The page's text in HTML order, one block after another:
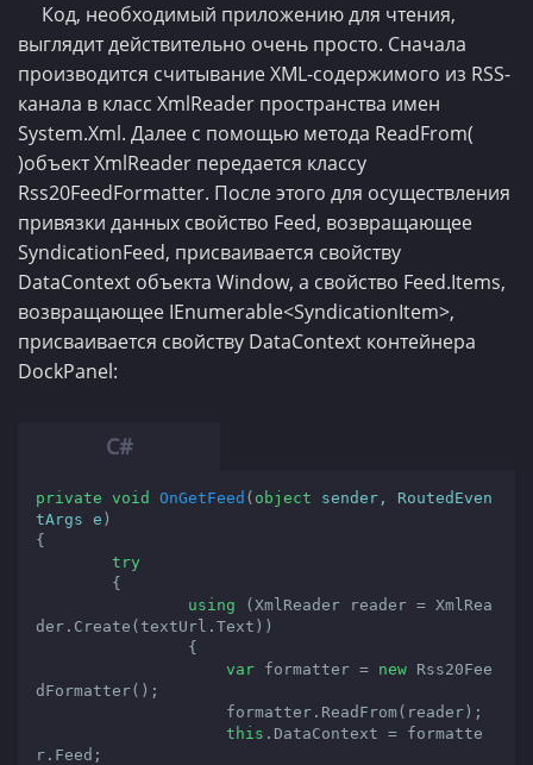
Код, необходимый приложению для чтения,
выглядит действительно очень просто. Сначала
производится считывание XML-содержимого из RSS-
канала в класс XmlReader пространства имен
System.Xml. Далее с помощью метода ReadFrom(
)объект XmlReader передается классу
Rss20FeedFormatter. После этого для осуществления
привязки данных свойство Feed, возвращающее
SyndicationFeed, присваивается свойству
DataContext объекта Window, а свойство Feed.Items,
возвращающее IEnumerable<SyndicationItem>,
присваивается свойству DataContext контейнера
DockPanel:
private void OnGetFeed ( object sender, RoutedEven
tArgs e
{
try
using (XmlReader reader = XmlRea
der.Create(textUrl.Text))
var formatter = new Rss20Fee
dFormatter();
this .DataContext = formatte
r.Feed;